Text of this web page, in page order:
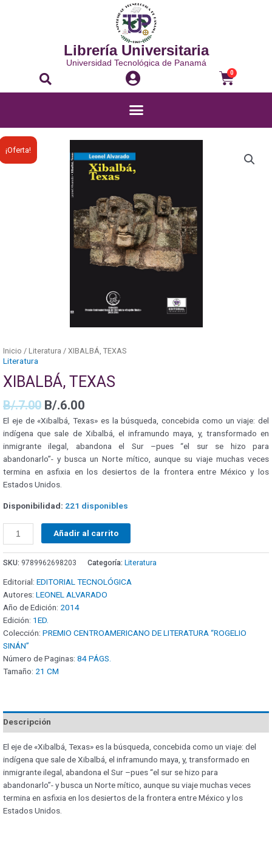
Librería Universitaria
Universidad Tecnológica de Panamá
0
¡Oferta!
Inicio / Literatura / XIBALBÁ, TEXAS
Literatura
XIBALBÁ, TEXAS
B/.7.00 B/.6.00
El eje de «Xibalbá, Texas» es la búsqueda, concebida como un viaje: del
indígena que sale de Xibalbá, el inframundo maya, y, transformado en
inmigrante ilegal, abandona el Sur –pues “el sur se hizo para
abandonarlo”- y busca un Norte mítico, aunque su viaje muchas veces
termina en asfixia en los desiertos de la frontera entre México y los
Estados Unidos.
Disponibilidad: 221 disponibles
Añadir al carrito
SKU: 9789962698203 Categoría: Literatura
Editorial: EDITORIAL TECNOLÓGICA
Autores: LEONEL ALVARADO
Año de Edición: 2014
Edición: 1ED.
Colección: PREMIO CENTROAMERICANO DE LITERATURA “ROGELIO
SINÁN”
Número de Paginas: 84 PÁGS.
Tamaño: 21 CM
Descripción
El eje de «Xibalbá, Texas» es la búsqueda, concebida como un viaje: del
indígena que sale de Xibalbá, el inframundo maya, y, transformado en
inmigrante ilegal, abandona el Sur –pues “el sur se hizo para
abandonarlo”- y busca un Norte mítico, aunque su viaje muchas veces
termina en asfixia en los desiertos de la frontera entre México y los
Estados Unidos.